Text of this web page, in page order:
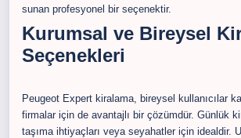
sunan profesyonel bir seçenektir.
Kurumsal ve Bireysel
Seçenekleri
Peugeot Expert kiralama, bireysel kullanıcılar
firmalar için de avantajlı bir çözümdür. Günlük
taşıma ihtiyaçları veya seyahatler için idealdir.